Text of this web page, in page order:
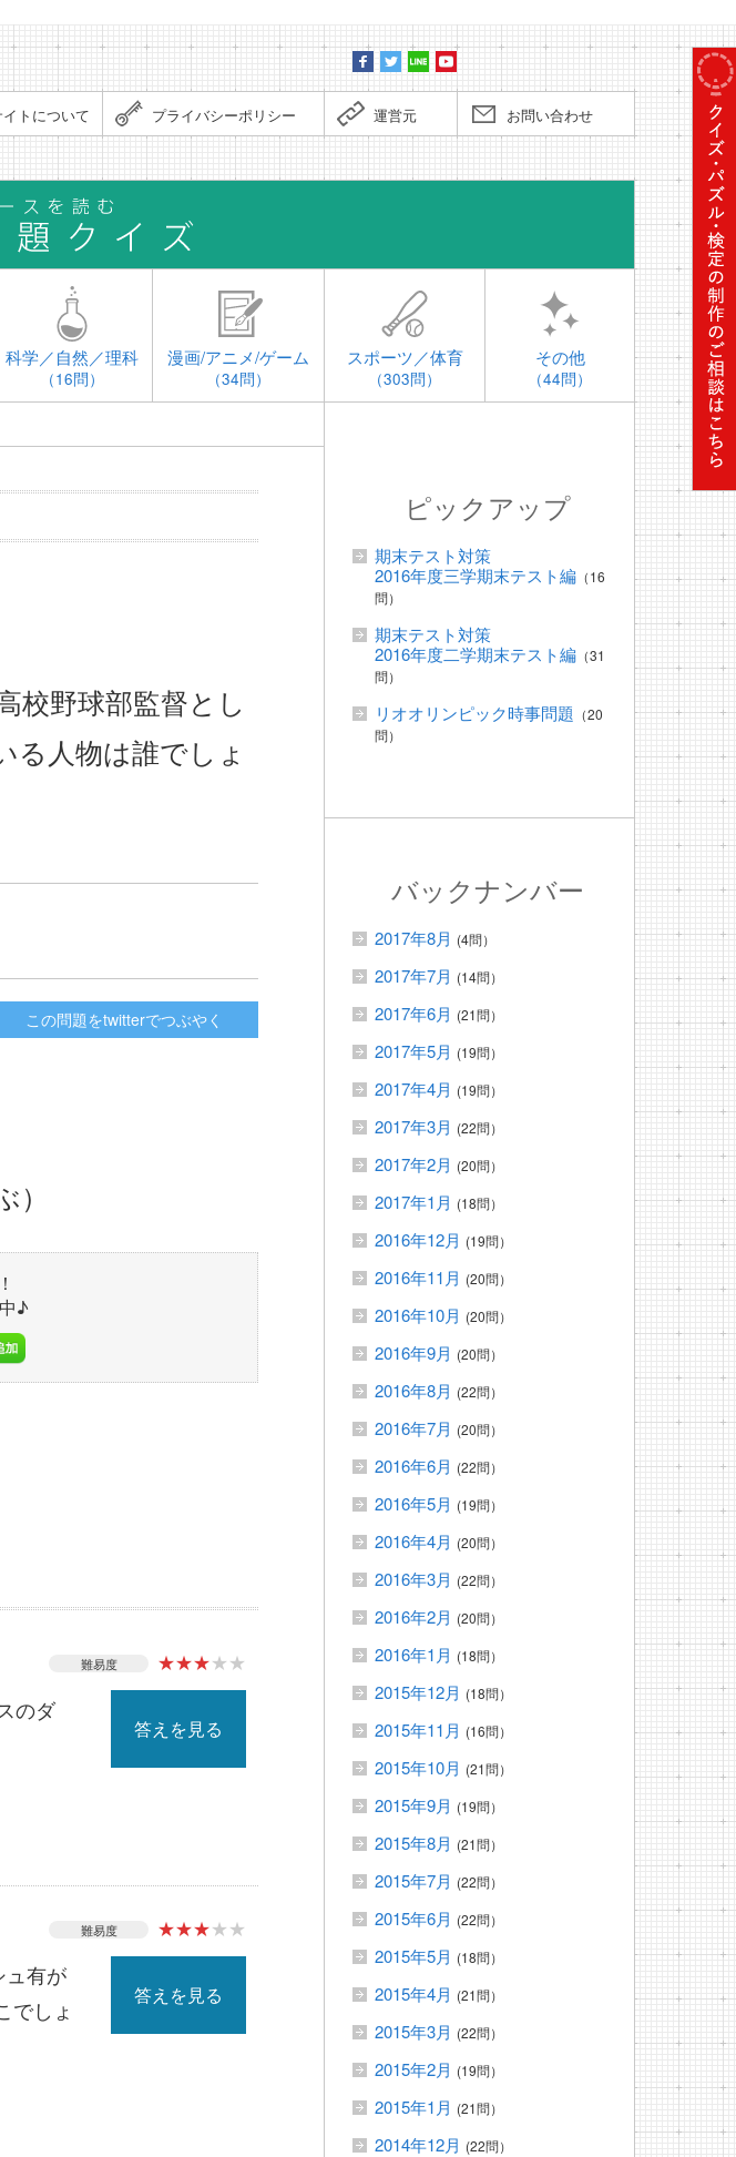
イトについて プライバシーポリシー 運営元 お問い合わせ
時事問
科学／自然／理科
（16問）
漫画/アニメ/ゲーム
（34問）
スポーツ／体育
（303問）
その他
（44問）
校野球部監督とし
る人物は誰でしょ
この問題をtwitterでつぶやく
♪
難易度 ★★★★★
のダ
答えを見る
難易度 ★★★★★
ュ有が
でしょ
答えを見る
ピックアップ
期末テスト対策
2016年度三学期末テスト編 （16
問）
期末テスト対策
2016年度二学期末テスト編 （31
問）
リオオリンピック時事問題 （20
問）
バックナンバー
2017年8月 (4問）
2017年7月 (14問）
2017年6月 (21問）
2017年5月 (19問）
2017年4月 (19問）
2017年3月 (22問）
2017年2月 (20問）
2017年1月 (18問）
2016年12月 (19問）
2016年11月 (20問）
2016年10月 (20問）
2016年9月 (20問）
2016年8月 (22問）
2016年7月 (20問）
2016年6月 (22問）
2016年5月 (19問）
2016年4月 (20問）
2016年3月 (22問）
2016年2月 (20問）
2016年1月 (18問）
2015年12月 (18問）
2015年11月 (16問）
2015年10月 (21問）
2015年9月 (19問）
2015年8月 (21問）
2015年7月 (22問）
2015年6月 (22問）
2015年5月 (18問）
2015年4月 (21問）
2015年3月 (22問）
2015年2月 (19問）
2015年1月 (21問）
2014年12月 (22問）